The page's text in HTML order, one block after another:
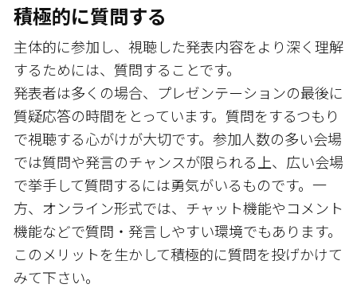
積極的に質問する
主体的に参加し、視聴した発表内容をより深く理解
するためには、質問することです。
発表者は多くの場合、プレゼンテーションの最後に
質疑応答の時間をとっています。質問をするつもり
で視聴する心がけが大切です。参加人数の多い会場
では質問や発言のチャンスが限られる上、広い会場
で挙手して質問するには勇気がいるものです。一
方、オンライン形式では、チャット機能やコメント
機能などで質問・発言しやすい環境でもあります。
このメリットを生かして積極的に質問を投げかけて
みて下さい。